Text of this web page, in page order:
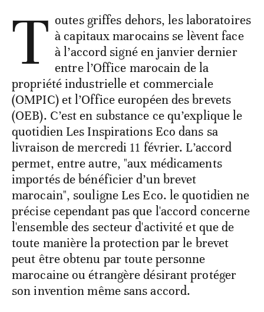
T outes griffes dehors, les laboratoires
à capitaux marocains se lèvent face
à l’accord signé en janvier dernier
entre l’Office marocain de la
propriété industrielle et commerciale
(OMPIC) et l’Office européen des brevets
(OEB). C’est en substance ce qu’explique le
quotidien Les Inspirations Eco dans sa
livraison de mercredi 11 février. L’accord
permet, entre autre, "aux médicaments
importés de bénéficier d’un brevet
marocain", souligne Les Eco. le quotidien ne
précise cependant pas que l'accord concerne
l'ensemble des secteur d'activité et que de
toute manière la protection par le brevet
peut être obtenu par toute personne
marocaine ou étrangère désirant protéger
son invention même sans accord.